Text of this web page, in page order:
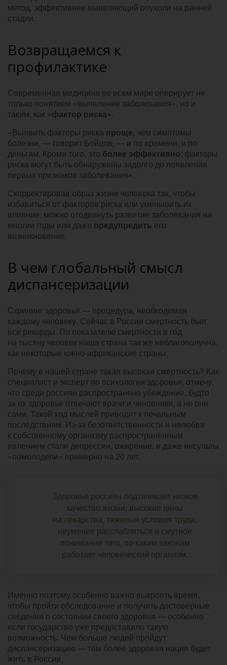
метод, эффективнее выявляющий опухоли на ранней
стадии.
Возвращаемся к
профилактике
Современная медицина во всем мире оперирует не
только понятием «выявление заболевания», но и
таким, как «фактор риска».
«Выявить факторы риска проще, чем симптомы
болезни, — говорит Бойцов, — и по времени, и по
деньгам. Кроме того, это более эффективно: факторы
риска могут быть обнаружены задолго до появления
первых признаков заболевания».
Скорректировав образ жизни человека так, чтобы
избавиться от факторов риска или уменьшить их
влияние, можно отодвинуть развитие заболевания на
многие годы или даже предупредить его
возникновение.
В чем глобальный смысл
диспансеризации
Скрининг здоровья — процедура, необходимая
каждому человеку. Сейчас в России смертность бьет
все рекорды. По показателю смертности в год
на тысячу человек наша страна так же неблагополучна,
как некоторые южно-африканские страны.
Почему в нашей стране такая высокая смертность? Как
специалист и эксперт по психологии здоровья, отмечу,
что среди россиян распространено убеждение, будто
за их здоровье отвечают врачи и чиновники, а не они
сами. Такой ход мыслей приводит к печальным
последствиям. Из-за безответственности и нелюбви
к собственному организму распространенным
явлением стали депрессии, ожирение, и даже инсульты
«помолодели» примерно на 20 лет.
Здоровье россиян подтачивает низкое
качество жизни, высокие цены
на лекарства, тяжелые условия труда,
неумение расслабляться и смутное
понимание того, по каким законам
работает человеческий организм.
Именно поэтому особенно важно выкроить время,
чтобы пройти обследование и получить достоверные
сведения о состоянии своего здоровья — особенно
если государство уже предоставило такую
возможность. Чем больше людей пройдут
диспансеризацию — тем более здоровая нация будет
жить в России.